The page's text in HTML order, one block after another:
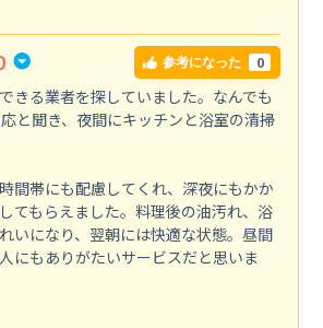
参考になった 0
きる業者を探していました。なんでも
と聞き、夜間にキッチンと浴室の清掃
間帯にも配慮してくれ、深夜にもかか
てもらえました。料理後の油汚れ、浴
いになり、翌朝には快適な状態。昼間
にもありがたいサービスだと思いま